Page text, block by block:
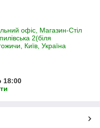
офіс, Магазин-Стіл
2(біля
Київ, Україна
18:00